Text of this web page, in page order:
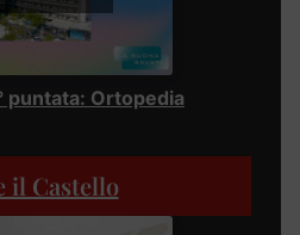
puntata: Ortopedia
il Castello